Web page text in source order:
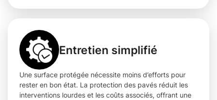
Entretien simplifié
Une surface protégée nécessite moins d’efforts pour
rester en bon état. La protection des pavés réduit les
interventions lourdes et les coûts associés, offrant une